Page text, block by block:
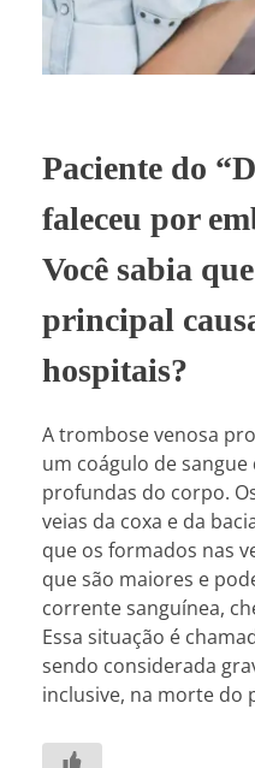
Paciente do
faleceu por
Você sabia
principal
hospitais?
A trombose venosa
um coágulo de
profundas do corpo.
veias da coxa e da
que os formados nas
que são maiores e
corrente sanguínea,
Essa situação é
sendo considerada
inclusive, na morte do